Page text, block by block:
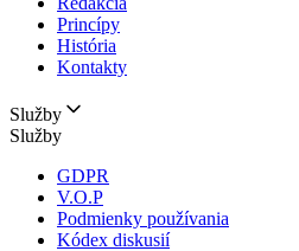
Princípy
História
Kontakty
Služby
Služby
GDPR
V.O.P
Podmienky používania
Kódex diskusií